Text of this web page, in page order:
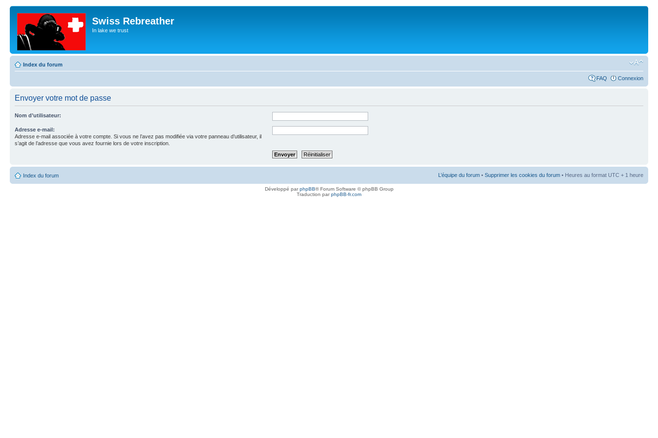
Swiss Rebreather
In lake we trust
Index du forum
FAQ Connexion
Envoyer votre mot de passe
Nom d’utilisateur:
Adresse e-mail:
Adresse e-mail associée à votre compte. Si vous ne l’avez pas modifiée via votre panneau d’utilisateur, il
s’agit de l’adresse que vous avez fournie lors de votre inscription.
Index du forum L’équipe du forum • Supprimer les cookies du forum • Heures au format UTC + 1 heure
Développé parphpBB® Forum Software © phpBB Group
Traduction parphpBB-fr.com